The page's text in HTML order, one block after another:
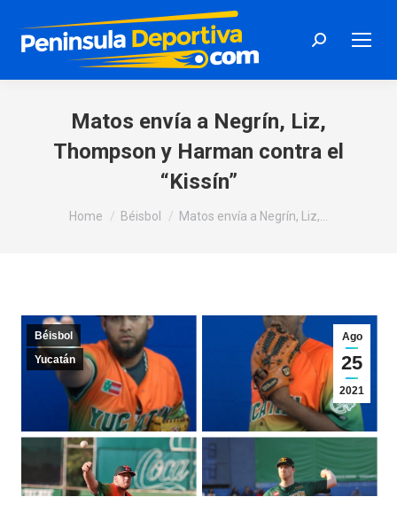
Search:
Matos envía a Negrín, Liz,
Thompson y Harman contra el
“Kissín”
You are here:
Home Béisbol Matos envía a Negrín, Liz,…
Ago
25
2021
Béisbol
Yucatán